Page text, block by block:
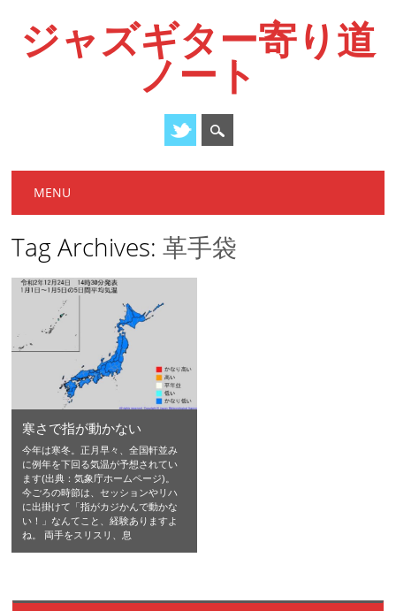
ジャズギター寄り道
ノート
Main menu
MENU
Tag Archives:革手袋
寒さで指が動かない
今年は寒冬。正月早々、全国軒並み
に例年を下回る気温が予想されてい
ます(出典：気象庁ホームページ)。
今ごろの時節は、セッションやリハ
に出掛けて「指がカジかんで動かな
い！」なんてこと、経験ありますよ
ね。 両手をスリスリ、息